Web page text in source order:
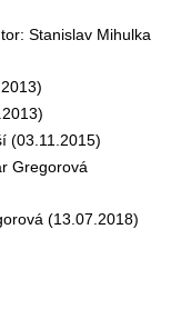
Stanislav Mihulka
Gregorová
(13.07.2018)